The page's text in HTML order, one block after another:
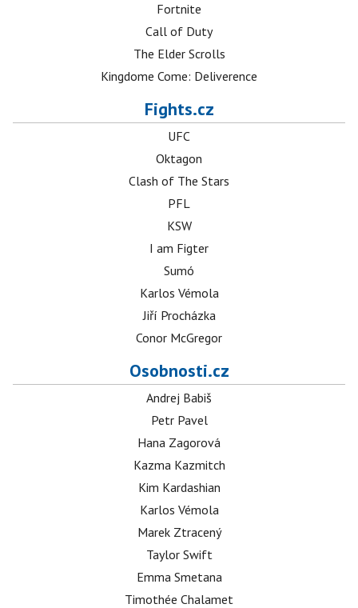
Fortnite
Call of Duty
The Elder Scrolls
Kingdome Come: Deliverence
Fights.cz
UFC
Oktagon
Clash of The Stars
PFL
KSW
I am Figter
Sumó
Karlos Vémola
Jiří Procházka
Conor McGregor
Osobnosti.cz
Andrej Babiš
Petr Pavel
Hana Zagorová
Kazma Kazmitch
Kim Kardashian
Karlos Vémola
Marek Ztracený
Taylor Swift
Emma Smetana
Timothée Chalamet